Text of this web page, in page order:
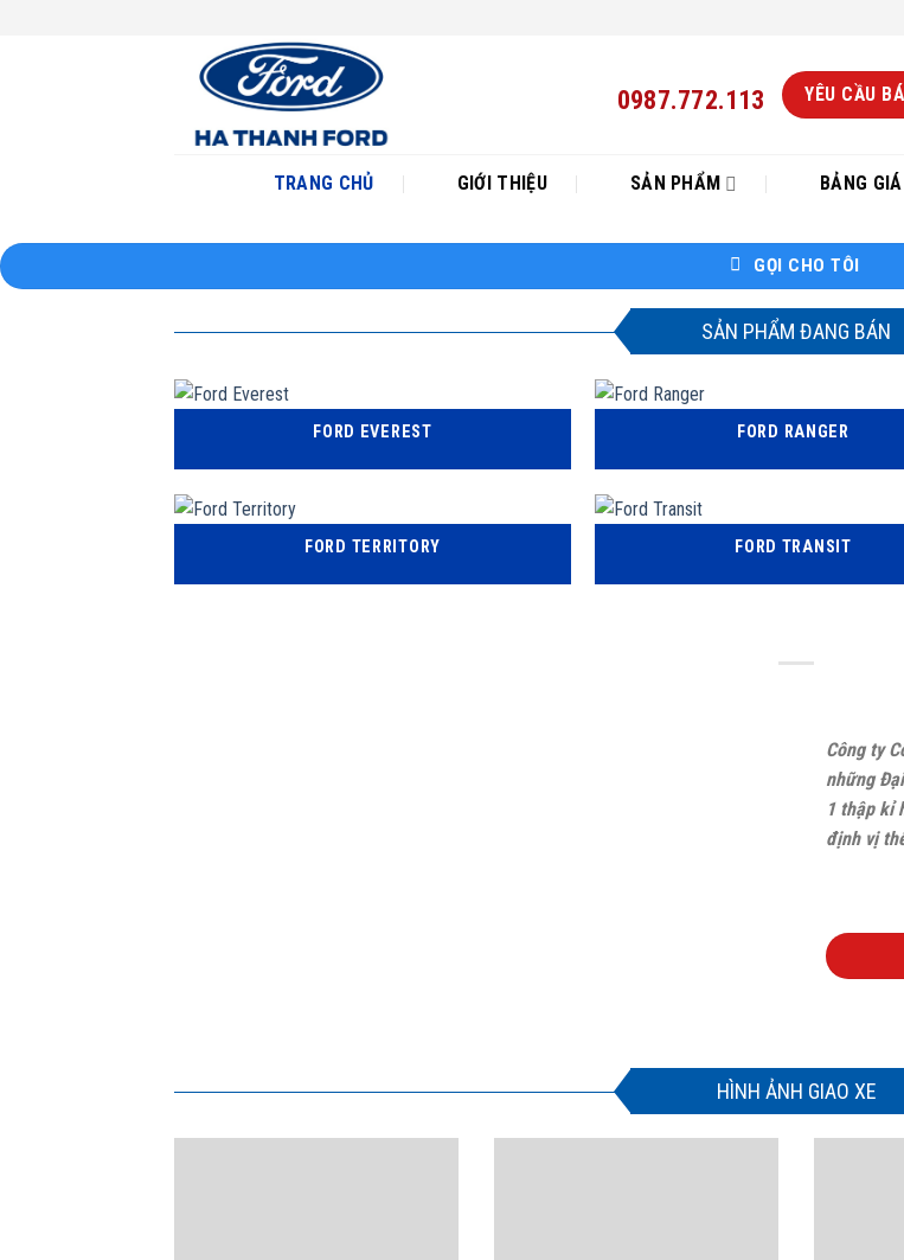
0987.772.113 YÊU CẦU
TRANG CHỦ GIỚI THIỆU SẢN PHẨM BẢNG
GỌI CHO TÔI
SẢN PHẨM ĐANG BÁN
FORD EVEREST FORD RANGER
FORD TERRITORY FORD TRANSIT
Công ty
những
1 thập kỉ
định vị
HÌNH ẢNH GIAO XE